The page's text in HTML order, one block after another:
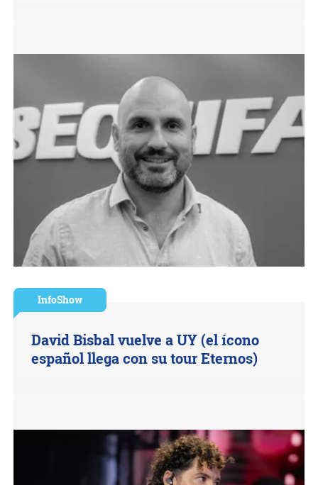
InfoShow
David Bisbal vuelve a UY (el ícono
español llega con su tour Eternos)